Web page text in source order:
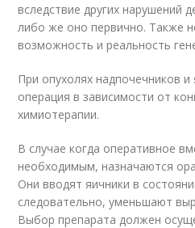
вследствие других нарушений
либо же оно первично. Также
возможность и реальность
При опухолях надпочечников и
операция в зависимости от
химиотерапии.
В случае когда оперативное
необходимым, назначаются
Они вводят яичники в
следовательно, уменьшают
Выбор препарата должен